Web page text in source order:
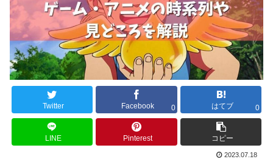
Twitter Facebook 0 はてブ 0
LINE Pinterest コピー
2023.07.18